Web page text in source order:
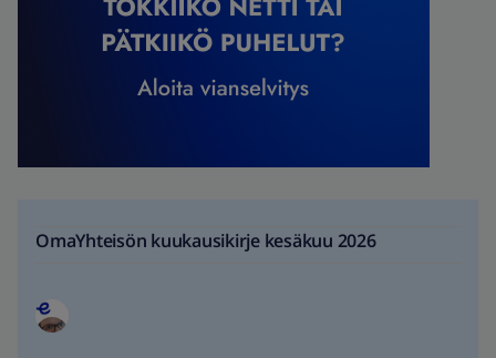
OmaYhteisön kuukausikirje kesäkuu 2026